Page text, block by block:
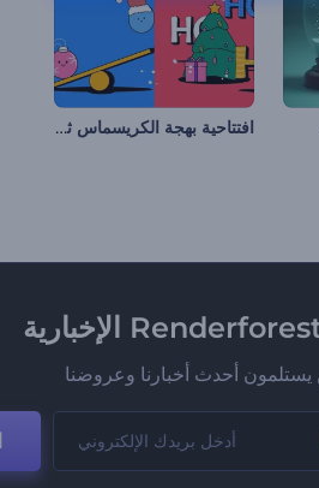
افتتاحية بهجة الكريسماس ثنائية الأبعاد
أحدث أخبارنا وعروضنا